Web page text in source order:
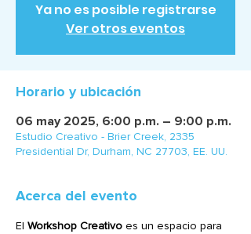
Ya no es posible registrarse
Ver otros eventos
Horario y ubicación
06 may 2025, 6:00 p.m. – 9:00 p.m.
Estudio Creativo - Brier Creek, 2335
Presidential Dr, Durham, NC 27703, EE. UU.
Acerca del evento
El Workshop Creativo es un espacio para